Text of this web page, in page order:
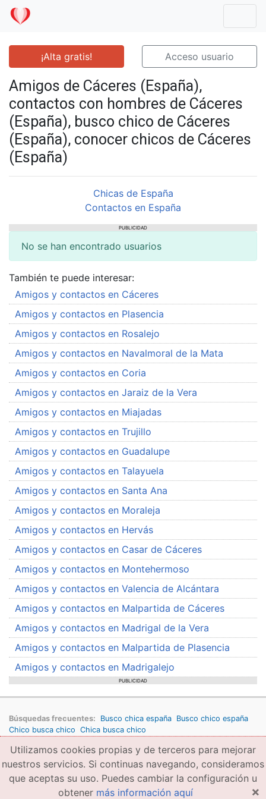
¡Alta gratis! Acceso usuario
Amigos de Cáceres (España),
contactos con hombres de Cáceres
(España), busco chico de Cáceres
(España), conocer chicos de Cáceres
(España)
Chicas de España
Contactos en España
PUBLICIDAD
No se han encontrado usuarios
También te puede interesar:
Amigos y contactos en Cáceres
Amigos y contactos en Plasencia
Amigos y contactos en Rosalejo
Amigos y contactos en Navalmoral de la Mata
Amigos y contactos en Coria
Amigos y contactos en Jaraiz de la Vera
Amigos y contactos en Miajadas
Amigos y contactos en Trujillo
Amigos y contactos en Guadalupe
Amigos y contactos en Talayuela
Amigos y contactos en Santa Ana
Amigos y contactos en Moraleja
Amigos y contactos en Hervás
Amigos y contactos en Casar de Cáceres
Amigos y contactos en Montehermoso
Amigos y contactos en Valencia de Alcántara
Amigos y contactos en Malpartida de Cáceres
Amigos y contactos en Madrigal de la Vera
Amigos y contactos en Malpartida de Plasencia
Amigos y contactos en Madrigalejo
PUBLICIDAD
Búsquedas frecuentes: Busco chica españa Busco chico españa
Chico busca chico Chica busca chico
Copyright © 2026 amigae.com Condiciones generales de uso
Política de privacidad
Copyright
Utilizamos cookies propias y de terceros para mejorar
nuestros servicios. Si continuas navegando, consideramos
que aceptas su uso. Puedes cambiar la configuración u
obtener más información aquí ×